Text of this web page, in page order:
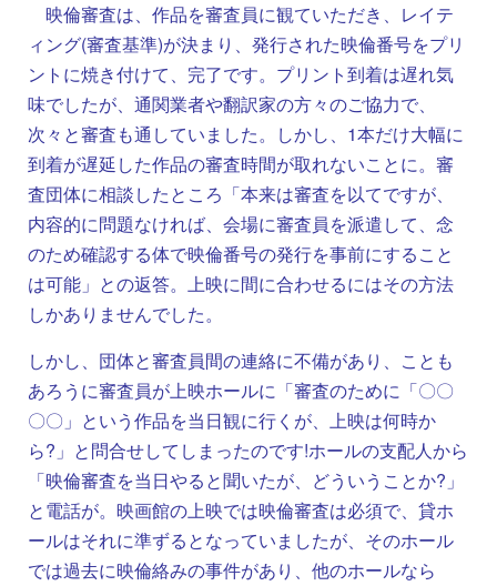
映倫審査は、作品を審査員に観ていただき、レイテ
ィング(審査基準)が決まり、発行された映倫番号をプリ
ントに焼き付けて、完了です。プリント到着は遅れ気
味でしたが、通関業者や翻訳家の方々のご協力で、
次々と審査も通していました。しかし、1本だけ大幅に
到着が遅延した作品の審査時間が取れないことに。審
査団体に相談したところ「本来は審査を以てですが、
内容的に問題なければ、会場に審査員を派遣して、念
のため確認する体で映倫番号の発行を事前にすること
は可能」との返答。上映に間に合わせるにはその方法
しかありませんでした。
しかし、団体と審査員間の連絡に不備があり、ことも
あろうに審査員が上映ホールに「審査のために「〇〇
〇〇」という作品を当日観に行くが、上映は何時か
ら?」と問合せしてしまったのです!ホールの支配人から
「映倫審査を当日やると聞いたが、どういうことか?」
と電話が。映画館の上映では映倫審査は必須で、貸ホ
ールはそれに準ずるとなっていましたが、そのホール
では過去に映倫絡みの事件があり、他のホールなら